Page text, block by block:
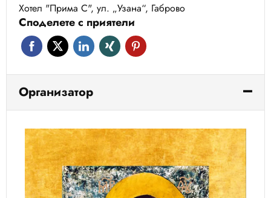
Хотел "Прима С", ул. „Узана“, Габрово
Споделете с приятели
Организатор